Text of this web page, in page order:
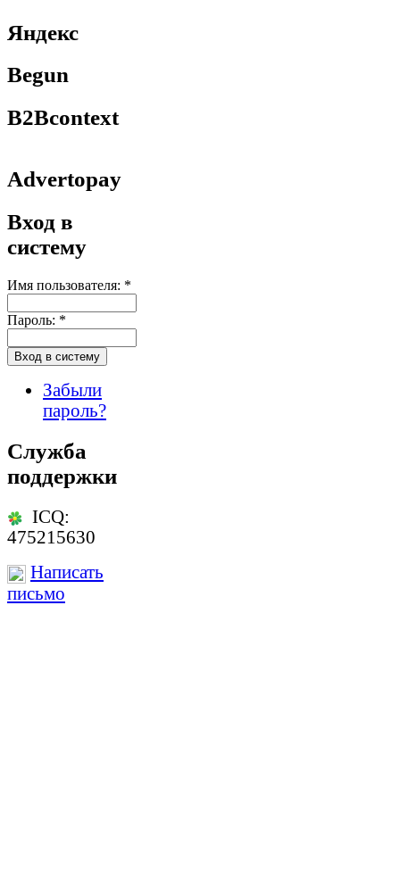
Яндекс
Begun
B2Bcontext
Advertopay
Вход в
систему
Имя пользователя: *
Пароль: *
Забыли
пароль?
Служба
поддержки
ICQ:
475215630
Написать
письмо